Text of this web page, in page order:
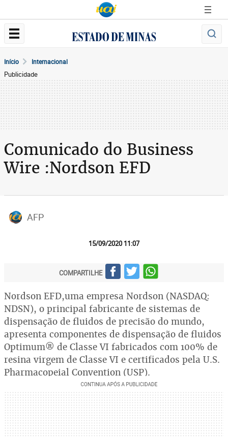
Início Internacional
Publicidade
Comunicado do Business
Wire :Nordson EFD
AFP
15/09/2020 11:07
COMPARTILHE
Nordson EFD,uma empresa Nordson (NASDAQ:
NDSN), o principal fabricante de sistemas de
dispensação de fluidos de precisão do mundo,
apresenta componentes de dispensação de fluidos
Optimum® de Classe VI fabricados com 100% de
resina virgem de Classe VI e certificados pela U.S.
Pharmacopeial Convention (USP).